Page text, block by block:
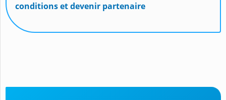
conditions et devenir partenaire